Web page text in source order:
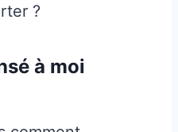
?
à moi